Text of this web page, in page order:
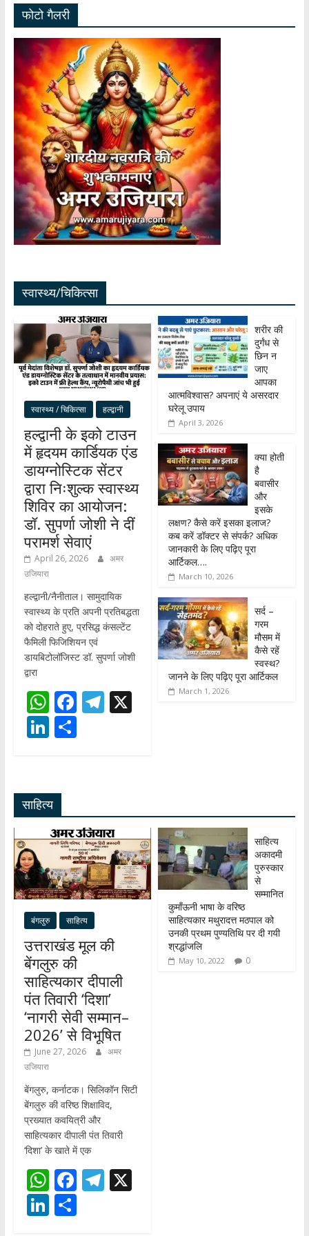
फोटो गैलरी
स्वास्थ्य/चिकित्सा
स्वास्थ्य / चिकित्सा हल्द्वानी
हल्द्वानी के इको टाउन
में हृदयम कार्डियक एंड
डायग्नोस्टिक सेंटर
द्वारा निःशुल्क स्वास्थ्य
शिविर का आयोजन:
डॉ. सुपर्णा जोशी ने दीं
परामर्श सेवाएं
April 26, 2026
अमर
उजियारा
हल्द्वानी/नैनीताल। सामुदायिक
स्वास्थ्य के प्रति अपनी प्रतिबद्धता
को दोहराते हुए, प्रसिद्ध कंसल्टेंट
फैमिली फिजिशियन एवं
डायबिटोलॉजिस्ट डॉ. सुपर्णा जोशी
द्वारा
W
h
at
A
p
p
F
ac
e
o
k
T
m
X
Li
e
dI
n
S
शरीर की
दुर्गंध से
छिन न
जाए
आपका
आत्मविश्वास? अपनाएं ये असरदार
घरेलू उपाय
April 3, 2026
क्या होती
है
बवासीर
और
इसके
लक्षण? कैसे करें इसका इलाज?
कब करें डॉक्टर से संपर्क? अधिक
जानकारी के लिए पढ़िए पूरा
आर्टिकल….
March 10, 2026
सर्द –
गरम
मौसम में
कैसे रहें
स्वस्थ?
जानने के लिए पढ़िए पूरा आर्टिकल
March 1, 2026
साहित्य
बंगलुरु साहित्य
उत्तराखंड मूल की
बेंगलुरु की
साहित्यकार दीपाली
पंत तिवारी ‘दिशा’
‘नागरी सेवी सम्मान–
2026’ से विभूषित
June 27, 2026
अमर
उजियारा
बेंगलुरु, कर्नाटक। सिलिकॉन सिटी
बेंगलुरु की वरिष्ठ शिक्षाविद,
प्रख्यात कवयित्री और
साहित्यकार दीपाली पंत तिवारी
‘दिशा’ के खाते में एक
W
h
at
F
ac
e
T X
Li S
साहित्य
अकादमी
पुरुस्कार
से
सम्मानित
कुमाँऊनी भाषा के वरिष्ठ
साहित्यकार मथुरादत्त मठपाल को
उनकी प्रथम पुण्यतिथि पर दी गयी
श्रद्धांजलि
May 10, 2022 0